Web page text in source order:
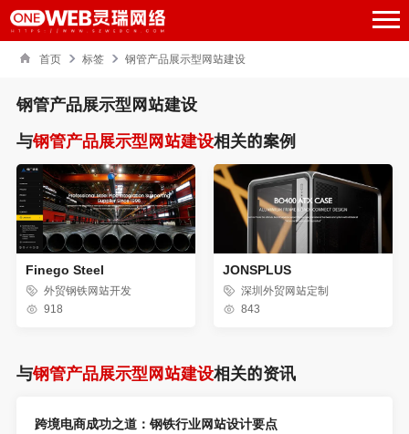
首页 标签 钢管产品展示型网站建设
钢管产品展示型网站建设
与钢管产品展示型网站建设相关的案例
Finego Steel
外贸钢铁网站开发
918
JONSPLUS
深圳外贸网站定制
843
与钢管产品展示型网站建设相关的资讯
跨境电商成功之道：钢铁行业网站设计要点